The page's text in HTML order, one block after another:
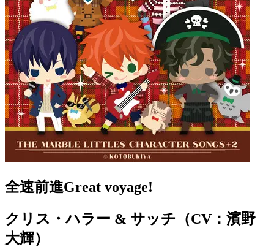
全速前進Great voyage!
クリス・ハラー & サッチ（CV：濱野
大輝）